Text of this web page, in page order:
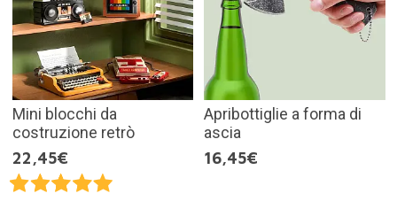
Mini blocchi da
costruzione retrò
22,45€
Apribottiglie a forma di
ascia
16,45€